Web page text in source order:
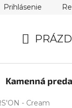
Prihlásenie
KOŠÍK
Kamenná
- Cream